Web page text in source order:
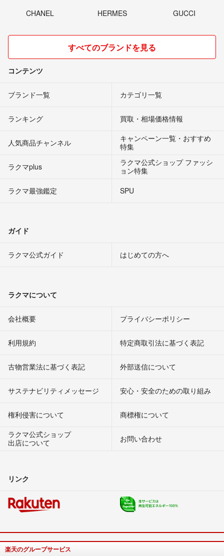
CHANEL HERMES GUCCI
すべてのブランドを見る
コンテンツ
ブランド一覧 カテゴリ一覧
ランキング 買取・相場価格情報
人気商品チャンネル
キャンペーン一覧・おすすめ
特集
ラクマplus
ラクマ公式ショップ ファッシ
ョン特集
ラクマ最強鑑定
SPU
ガイド
ラクマ公式ガイド はじめての方へ
ラクマについて
会社概要 プライバシーポリシー
利用規約 特定商取引法に基づく表記
古物営業法に基づく表記 外部送信について
サステナビリティメッセージ 安心・安全のための取り組み
権利侵害について
商標権について
ラクマ公式ショップ
出店について
お問い合わせ
リンク
楽天のグループサービス